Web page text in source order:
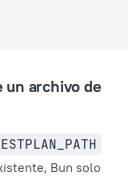
un archivo de
Bun solo